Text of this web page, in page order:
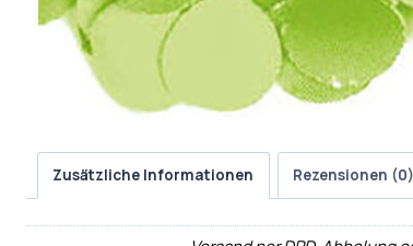
Zusätzliche Informationen Rezensionen (0)